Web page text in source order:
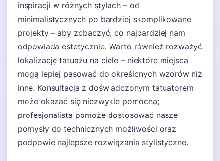
inspiracji w różnych stylach – od
minimalistycznych po bardziej skomplikowane
projekty – aby zobaczyć, co najbardziej nam
odpowiada estetycznie. Warto również rozważyć
lokalizację tatuażu na ciele – niektóre miejsca
mogą lepiej pasować do określonych wzorów niż
inne. Konsultacja z doświadczonym tatuatorem
może okazać się niezwykle pomocna;
profesjonalista pomoże dostosować nasze
pomysły do technicznych możliwości oraz
podpowie najlepsze rozwiązania stylistyczne.